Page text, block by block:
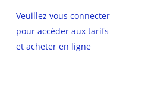
Veuillez vous connecter
pour accéder aux tarifs
et acheter en ligne